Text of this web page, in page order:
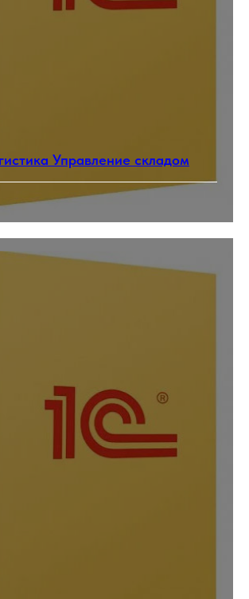
Управление складом